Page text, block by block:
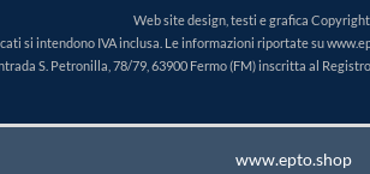
Web site design, testi e grafica
si intendono IVA inclusa. Le informazioni riportate su
S. Petronilla, 78/79, 63900 Fermo (FM) inscritta al
www.epto.shop